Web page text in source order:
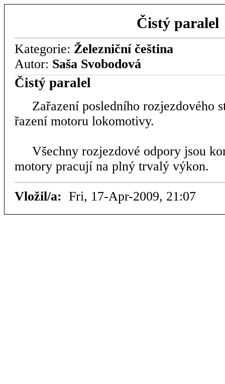
Čistý paralel
Kategorie: Železniční čeština
Autor: Saša Svobodová
Čistý paralel
Zařazení posledního rozjezdového
řazení motoru lokomotivy.
Všechny rozjezdové odpory jsou
motory pracují na plný trvalý výkon.
Vložil/a: Fri, 17-Apr-2009, 21:07